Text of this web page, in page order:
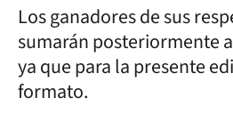
Los ganadores de sus
sumarán posteriormente
ya que para la presente
formato.